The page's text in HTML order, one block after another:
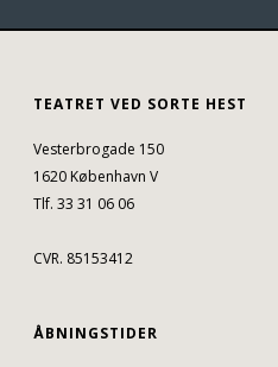
TEATRET VED SORTE HEST
Vesterbrogade 150
1620 København V
Tlf. 33 31 06 06
CVR. 85153412
ÅBNINGSTIDER